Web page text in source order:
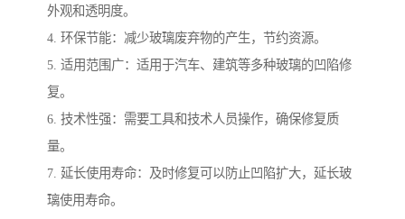
外观和透明度。
4. 环保节能：减少玻璃废弃物的产生，节约资源。
5. 适用范围广：适用于汽车、建筑等多种玻璃的凹陷修
复。
6. 技术性强：需要工具和技术人员操作，确保修复质
量。
7. 延长使用寿命：及时修复可以防止凹陷扩大，延长玻
璃使用寿命。